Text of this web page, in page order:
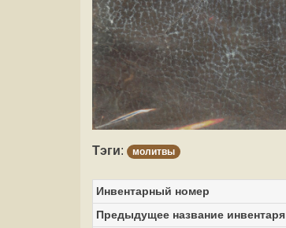
Тэги: молитвы
Инвентарный номер
Предыдущее название инвентаря